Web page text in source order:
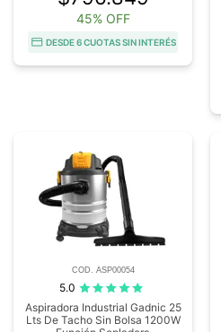
45% OFF
DESDE 6 CUOTAS SIN INTERÉS
COD. ASP00054
5.0
Aspiradora Industrial Gadnic 25
Lts De Tacho Sin Bolsa 1200W